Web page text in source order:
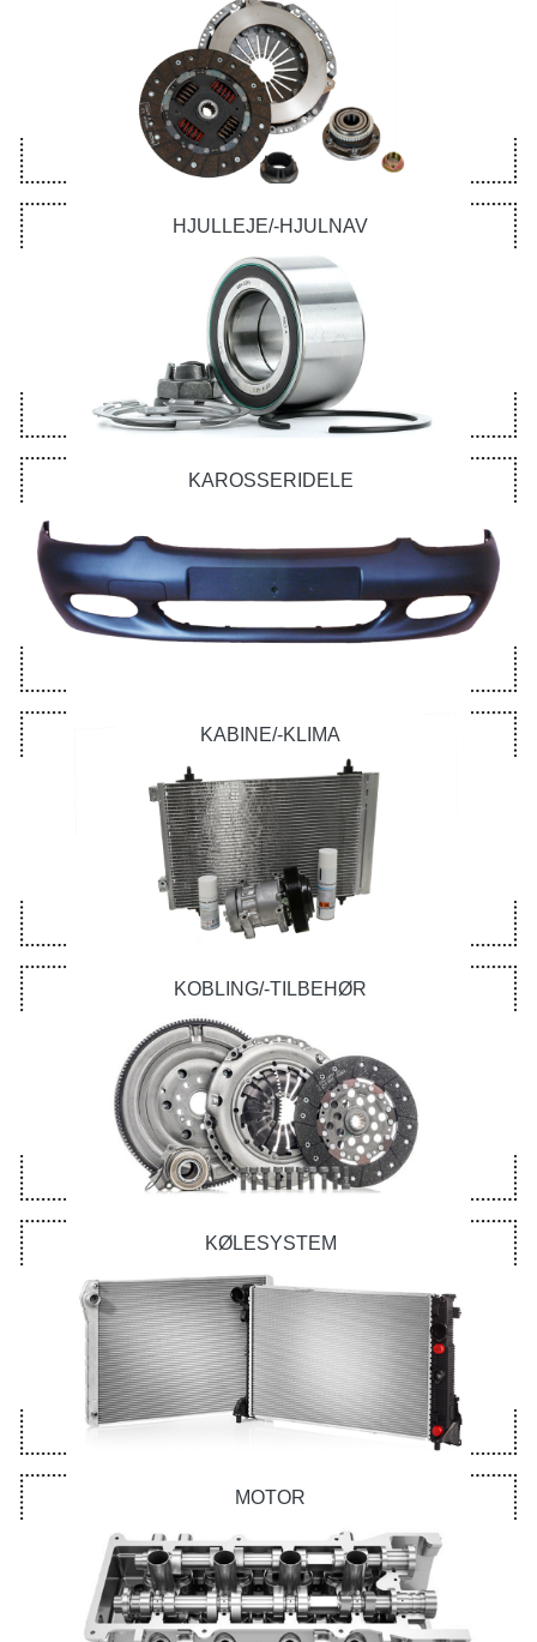
HJULLEJE/-HJULNAV
KAROSSERIDELE
KABINE/-KLIMA
KOBLING/-TILBEHØR
KØLESYSTEM
MOTOR